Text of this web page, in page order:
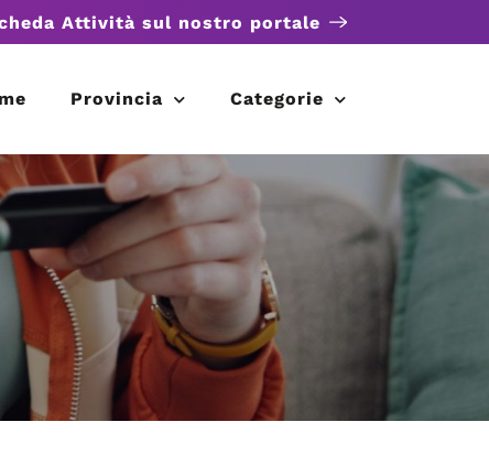
Attività sul nostro portale
Provincia Categorie